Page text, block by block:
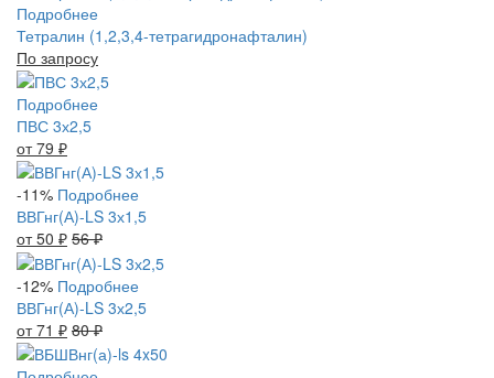
Подробнее
Тетралин (1,2,3,4-тетрагидронафталин)
По запросу
Подробнее
ПВС 3х2,5
от 79 ₽
-11% Подробнее
ВВГнг(А)-LS 3х1,5
от 50 ₽ 56₽
-12% Подробнее
ВВГнг(А)-LS 3х2,5
от 71 ₽ 80₽